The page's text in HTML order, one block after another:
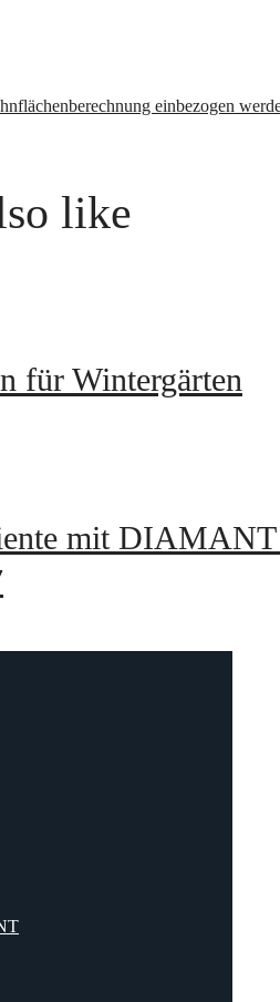
einbezogen
like
für Wintergärten
mit DIAMANT